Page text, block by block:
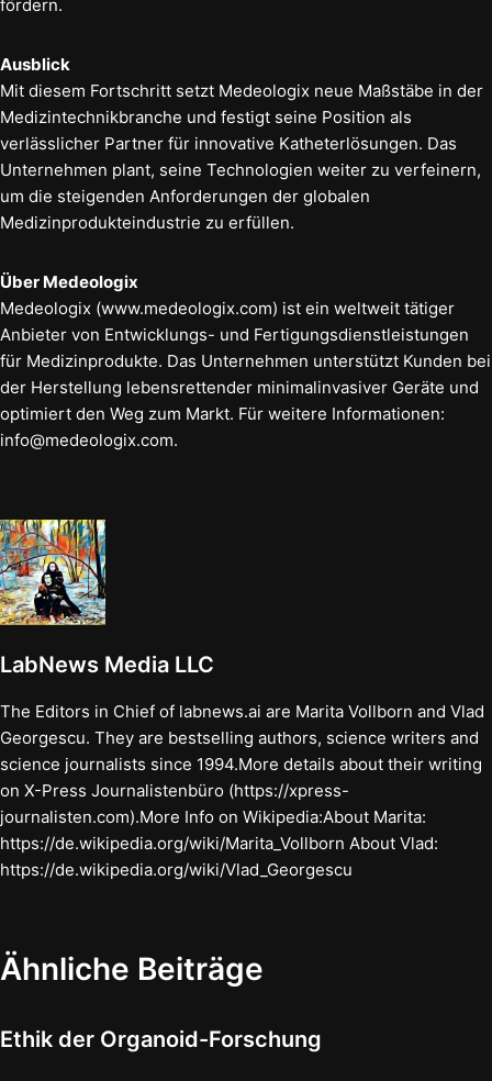
fördern.
Ausblick
Mit diesem Fortschritt setzt Medeologix neue Maßstäbe in der
Medizintechnikbranche und festigt seine Position als
verlässlicher Partner für innovative Katheterlösungen. Das
Unternehmen plant, seine Technologien weiter zu verfeinern,
um die steigenden Anforderungen der globalen
Medizinprodukteindustrie zu erfüllen.
Über Medeologix
Medeologix (www.medeologix.com) ist ein weltweit tätiger
Anbieter von Entwicklungs- und Fertigungsdienstleistungen
für Medizinprodukte. Das Unternehmen unterstützt Kunden bei
der Herstellung lebensrettender minimalinvasiver Geräte und
optimiert den Weg zum Markt. Für weitere Informationen:
info@medeologix.com.
LabNews Media LLC
The Editors in Chief of labnews.ai are Marita Vollborn and Vlad
Georgescu. They are bestselling authors, science writers and
science journalists since 1994.More details about their writing
on X-Press Journalistenbüro (https://xpress-
journalisten.com).More Info on Wikipedia:About Marita:
https://de.wikipedia.org/wiki/Marita_Vollborn About Vlad:
https://de.wikipedia.org/wiki/Vlad_Georgescu
Ähnliche Beiträge
Ethik der Organoid-Forschung